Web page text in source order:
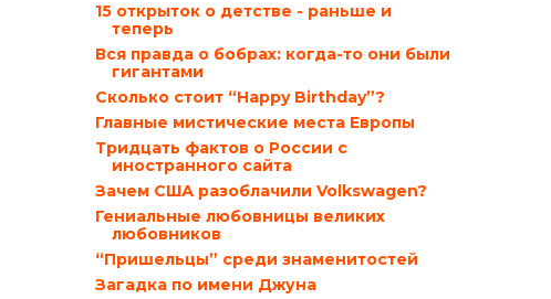
15 открыток о детстве - раньше и
теперь
Вся правда о бобрах: когда-то они были
гигантами
Сколько стоит “Happy Birthday”?
Главные мистические места Европы
Тридцать фактов о России с
иностранного сайта
Зачем США разоблачили Volkswagen?
Гениальные любовницы великих
любовников
“Пришельцы” среди знаменитостей
Загадка по имени Джуна